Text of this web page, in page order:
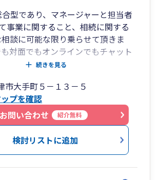
型であり、マネージャーと担当者
事業に関すること、相続に関する
談に可能な限り乗らせて頂きま
対面でもオンラインでもチャット
もちろんですが、事業の為にはバラ
踏まえたアドバイスを行ってまい
設立時には、決めなければならない
おいたほうが良いこと、方向性を決
続きを見る
市大手町５－１３－５
プを確認
お問い合わせ
紹介無料
検討リストに追加